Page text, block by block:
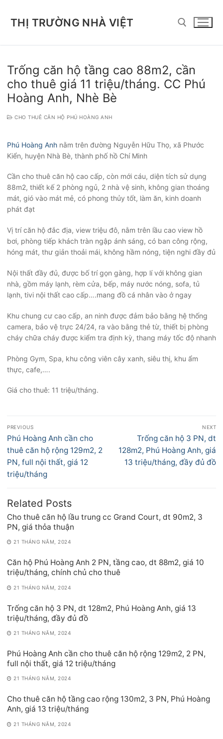
THỊ TRƯỜNG NHÀ VIỆT
Trống căn hộ tầng cao 88m2, cần
cho thuê giá 11 triệu/tháng. CC Phú
Hoàng Anh, Nhè Bè
CHO THUÊ CĂN HỘ PHÚ HOÀNG ANH
Phú Hoàng Anh nằm trên đường Nguyễn Hữu Thọ, xã Phước
Kiển, huyện Nhà Bè, thành phố hồ Chí Minh
Cần cho thuê căn hộ cao cấp, còn mới cáu, diện tích sử dụng
88m2, thiết kế 2 phòng ngủ, 2 nhà vệ sinh, không gian thoáng
mát, gió vào mát mẻ, có phong thủy tốt, làm ăn, kinh doanh
phát đạt
Vị trí căn hộ đắc địa, view triệu đô, nằm trên lầu cao view hồ
bơi, phòng tiếp khách tràn ngập ánh sáng, có ban công rộng,
hóng mát, thư giản thoải mái, không hầm nóng, tiện nghi đầy đủ
Nội thất đầy đủ, được bố trí gọn gàng, hợp lí với không gian
nhà, gồm máy lạnh, rèm cửa, bếp, máy nước nóng, sofa, tủ
lạnh, tivi nội thất cao cấp….mang đồ cá nhân vào ở ngay
Khu chung cư cao cấp, an ninh được đảm bảo bằng hệ thống
camera, bảo vệ trực 24/24, ra vào bằng thẻ từ, thiết bị phòng
cháy chữa cháy được kiểm tra định kỳ, thang máy tốc độ nhanh
Phòng Gym, Spa, khu công viên cây xanh, siêu thị, khu ẩm
thực, cafe,….
Giá cho thuê: 11 triệu/tháng.
Điều
hướng
bài
viết
PREVIOUS
Previous
post:
Phú Hoàng Anh cần cho
thuê căn hộ rộng 129m2, 2
PN, full nội thất, giá 12
triệu/tháng
NEXT
Next
post:
Trống căn hộ 3 PN, dt
128m2, Phú Hoàng Anh, giá
13 triệu/tháng, đầy đủ đồ
Related Posts
Cho thuê căn hộ lầu trung cc Grand Court, dt 90m2, 3
PN, giá thỏa thuận
21 THÁNG NĂM, 2024
Căn hộ Phú Hoàng Anh 2 PN, tầng cao, dt 88m2, giá 10
triệu/tháng, chính chủ cho thuê
21 THÁNG NĂM, 2024
Trống căn hộ 3 PN, dt 128m2, Phú Hoàng Anh, giá 13
triệu/tháng, đầy đủ đồ
21 THÁNG NĂM, 2024
Phú Hoàng Anh cần cho thuê căn hộ rộng 129m2, 2 PN,
full nội thất, giá 12 triệu/tháng
21 THÁNG NĂM, 2024
Cho thuê căn hộ tầng cao rộng 130m2, 3 PN, Phú Hoàng
Anh, giá 13 triệu/tháng
21 THÁNG NĂM, 2024